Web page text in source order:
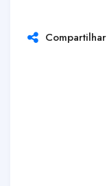
Compartilhar